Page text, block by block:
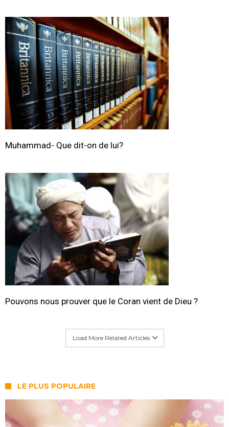
Muhammad- Que dit-on de lui?
Pouvons nous prouver que le Coran vient de Dieu ?
Load More Related Articles
LE PLUS POPULAIRE